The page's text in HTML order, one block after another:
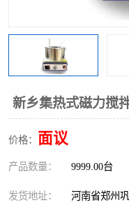
新乡集热式磁力搅
价格： 面议
产品数量： 9999.00台
发货地址： 河南省郑州